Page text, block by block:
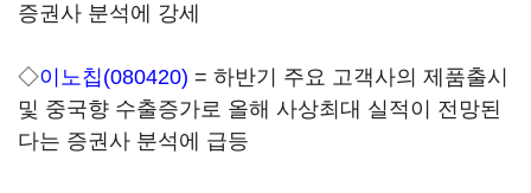
증권사 분석에 강세
◇이노칩(080420) = 하반기 주요 고객사의 제품출시
및 중국향 수출증가로 올해 사상최대 실적이 전망된
다는 증권사 분석에 급등